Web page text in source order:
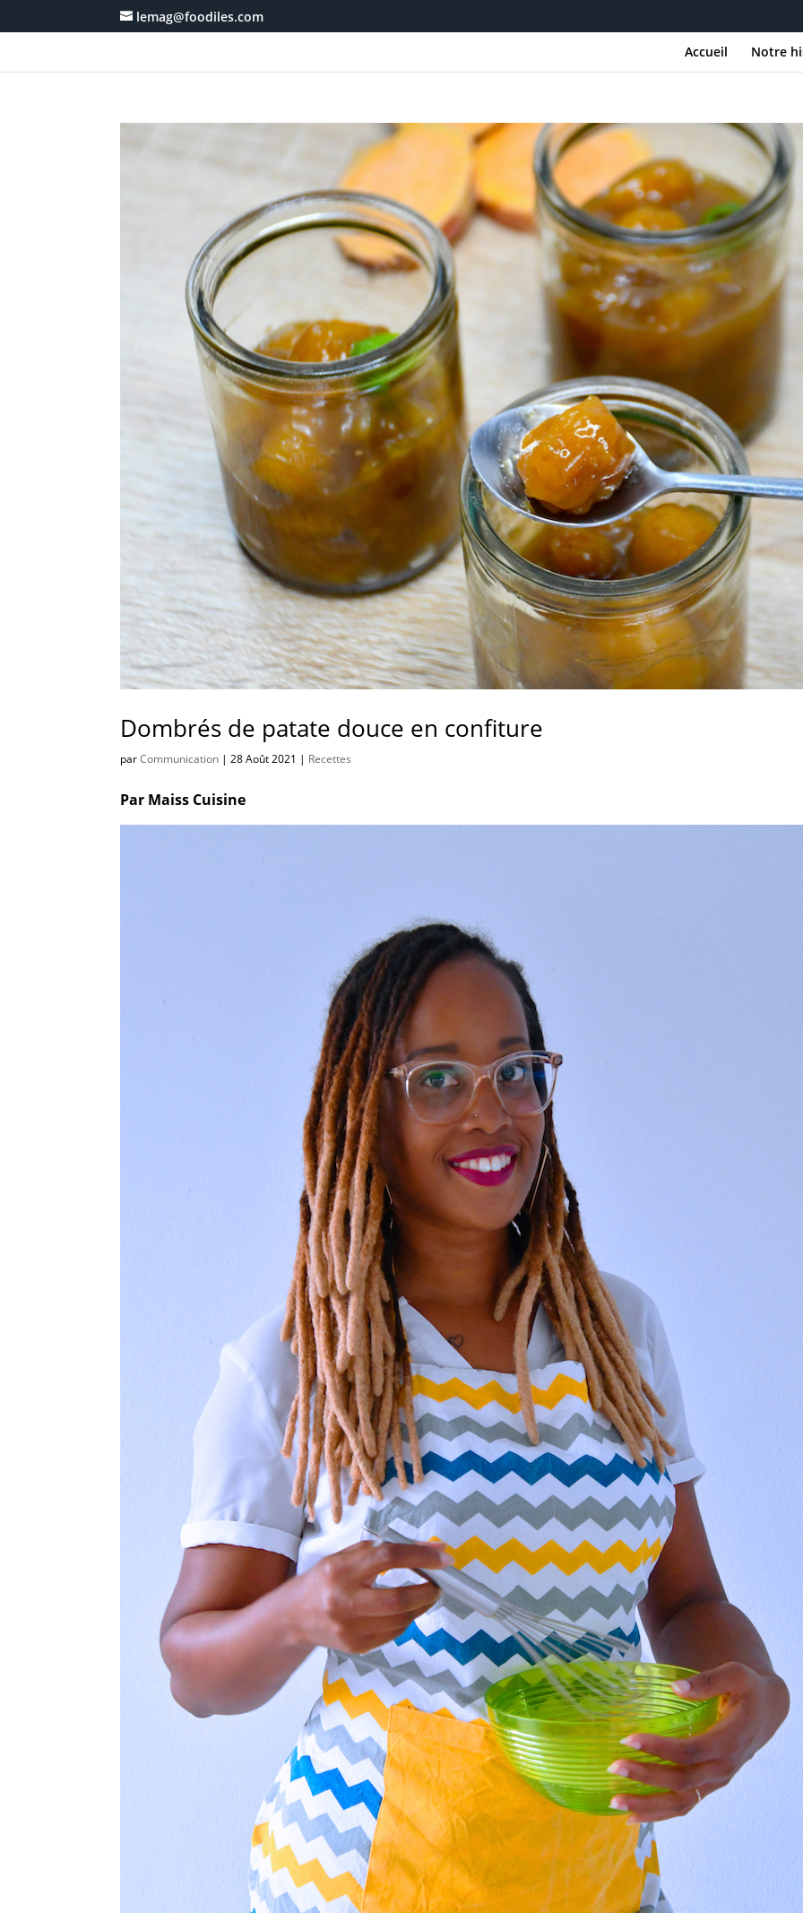
lemag@foodiles.com
Accueil Notre
Dombrés de patate douce en confiture
parCommunication |28 Août 2021 | Recettes
Par Maiss Cuisine